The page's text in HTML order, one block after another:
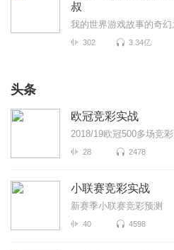
叔
我的世界游戏故事的奇幻
302 3.34亿
头条
欧冠竞彩实战
2018/19欧冠500多场竞彩
28 2478
小联赛竞彩实战
新赛季小联赛竞彩预测
40 4598